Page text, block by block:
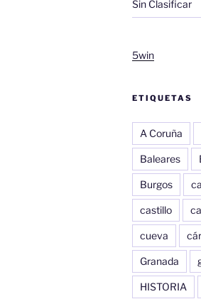
Sin Clasificar
5win
ETIQUETAS
A Coruña
Baleares
Burgos
castillo
cueva
Granada
HISTORIA